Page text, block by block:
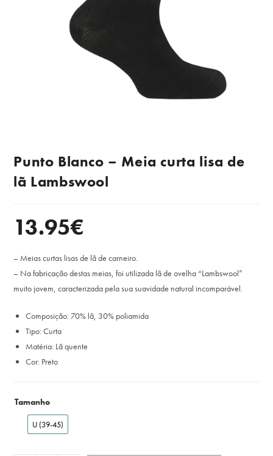
Punto Blanco – Meia curta lisa de
lã Lambswool
13.95€
– Meias curtas lisas de lã de carneiro.
– Na fabricação destas meias, foi utilizada lã de ovelha “Lambswool”
muito jovem, caracterizada pela sua suavidade natural incomparável.
Composição: 70% lã, 30% poliamida
Tipo: Curta
Matéria: Lã quente
Cor: Preto
Tamanho
U (39-45)